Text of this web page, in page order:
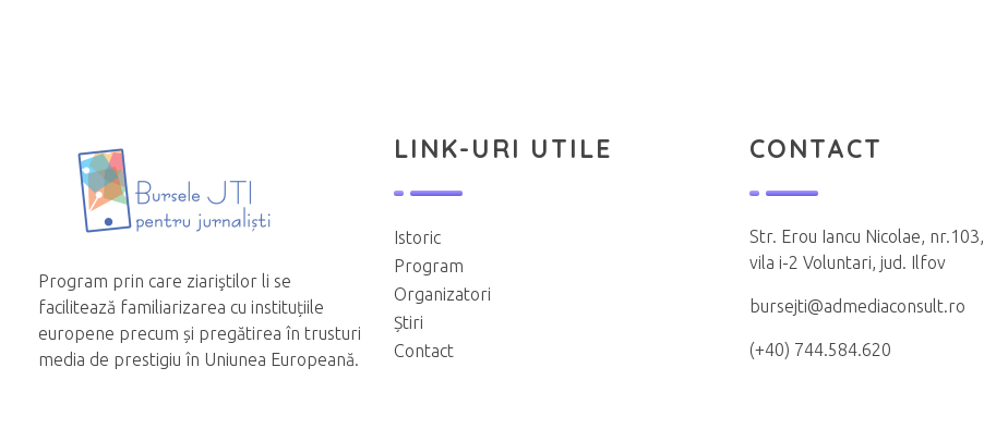
Program prin care ziariştilor li se
facilitează familiarizarea cu instituțiile
europene precum și pregătirea în trusturi
media de prestigiu în Uniunea Europeană.
LINK-URI UTILE
Istoric
Program
Organizatori
Știri
Contact
CONTACT
Str. Erou Iancu Nicolae, nr.103,
vila i-2 Voluntari, jud. Ilfov
bursejti@admediaconsult.ro
(+40) 744.584.620